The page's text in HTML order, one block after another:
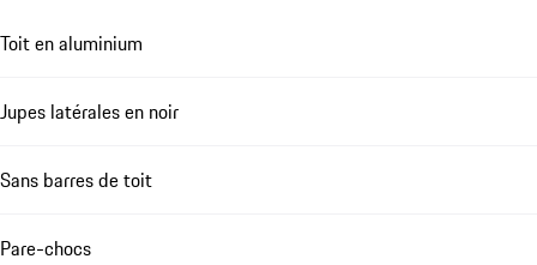
Toit en aluminium
Jupes latérales en noir
Sans barres de toit
Pare-chocs